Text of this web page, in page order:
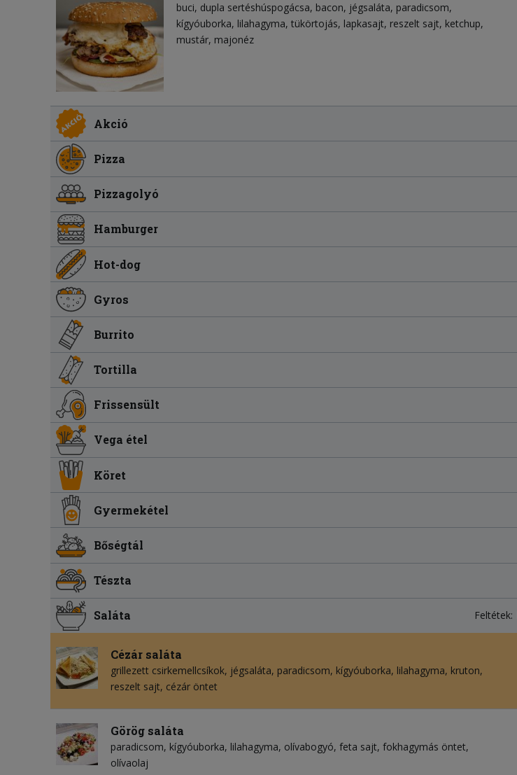
buci dupla sertéshúspogácsa bacon jégsaláta paradicsom
kígyóuborka lilahagyma tükörtojás lapkasajt reszelt sajt ketchup
mustár majonéz
Akció
Pizza
Pizzagolyó
Hamburger
Hot-dog
Gyros
Burrito
Tortilla
Frissensült
Vega étel
Köret
Gyermekétel
Bőségtál
Tészta
Saláta Feltétek:
Cézár saláta
grillezett csirkemellcsíkok jégsaláta paradicsom kígyóuborka lilahagyma kruton
reszelt sajt cézár öntet
Görög saláta
paradicsom kígyóuborka lilahagyma olívabogyó feta sajt fokhagymás öntet
olívaolaj